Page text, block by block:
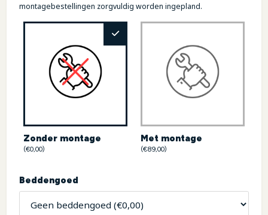
montagebestellingen zorgvuldig worden ingepland.
Zonder montage
(€0,00)
Met montage
(€89,00)
Beddengoed